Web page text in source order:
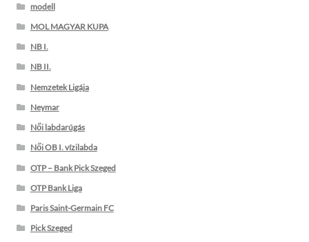
modell
MOL MAGYAR KUPA
NB I.
NB II.
Nemzetek Ligája
Neymar
Női labdarúgás
Női OB I. vízilabda
OTP – Bank Pick Szeged
OTP Bank Liga
Paris Saint-Germain FC
Pick Szeged